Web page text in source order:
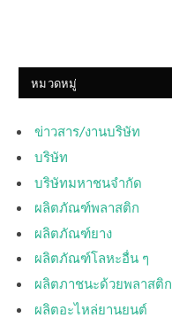
หมวดหมู่
ข่าวสาร/งานบริษัท
บริษัท
บริษัทมหาชนจำกัด
ผลิตภัณฑ์พลาสติก
ผลิตภัณฑ์ยาง
ผลิตภัณฑ์โลหะอื่น ๆ
ผลิตภาชนะด้วยพลาสติก
ผลิตอะไหล่ยานยนต์